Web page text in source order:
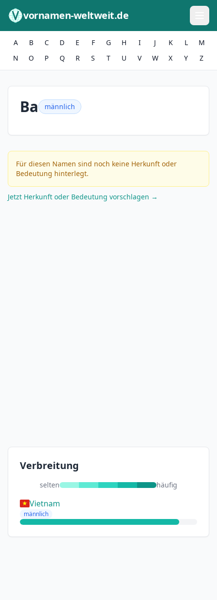
vornamen-weltweit.de
A B C D E F G H I J K L
M
N
O P Q R S T U V W X Y Z
Ba männlich
Für diesen Namen sind noch keine Herkunft oder
Bedeutung hinterlegt.
Jetzt Herkunft oder Bedeutung vorschlagen →
Verbreitung
selten häufig
Vietnam
männlich